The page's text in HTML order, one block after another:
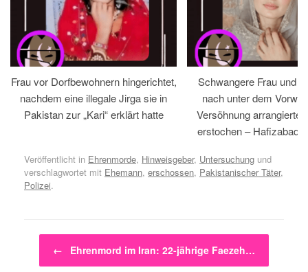
Frau vor Dorfbewohnern hingerichtet,
nachdem eine illegale Jirga sie in
Pakistan zur „Kari“ erklärt hatte
Schwangere Frau und
nach unter dem
Versöhnung
erstochen – Hafizabad,
Veröffentlicht in Ehrenmorde, Hinweisgeber, Untersuchung und
verschlagwortet mit Ehemann, erschossen, Pakistanischer Täter,
Polizei.
Beitragsnavigation
← Ehrenmord im Iran: 22-jährige Faezeh…